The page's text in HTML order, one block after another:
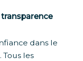
dans le
les